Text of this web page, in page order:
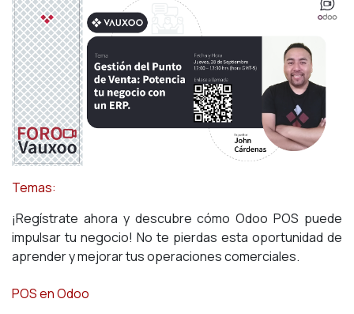
Temas:
¡Regístrate ahora y descubre cómo Odoo POS puede
impulsar tu negocio! No te pierdas esta oportunidad de
aprender y mejorar tus operaciones comerciales.
POS en Odoo